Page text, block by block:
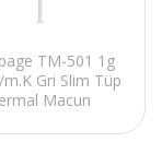
TM-501 1g
Gri Slim Tüp
Macun